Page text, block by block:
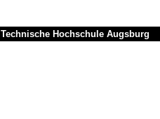
Technische Hochschule Augsburg